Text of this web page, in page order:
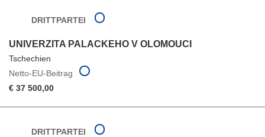
DRITTPARTEI
UNIVERZITA PALACKEHO V OLOMOUCI
Tschechien
Netto-EU-Beitrag
€ 37 500,00
DRITTPARTEI